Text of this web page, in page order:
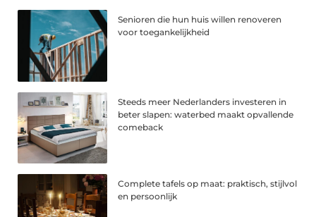
Senioren die hun huis willen renoveren
voor toegankelijkheid
Steeds meer Nederlanders investeren in
beter slapen: waterbed maakt opvallende
comeback
Complete tafels op maat: praktisch, stijlvol
en persoonlijk